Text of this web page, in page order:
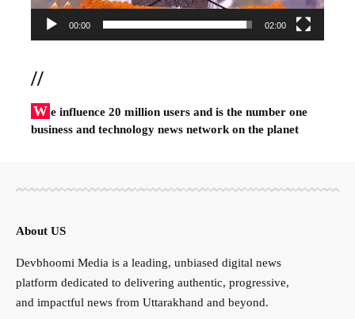
00:00 02:00
//
W e influence 20 million users and is the number one
business and technology news network on the planet
About US
Devbhoomi Media is a leading, unbiased digital news
platform dedicated to delivering authentic, progressive,
and impactful news from Uttarakhand and beyond.